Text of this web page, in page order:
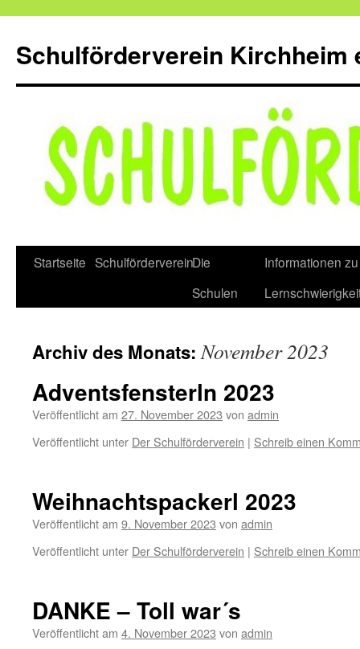
springen
Schulförderverein Kirchheim
Startseite SchulfördervereinDie
Schulen
Informationen zu
Archiv des Monats:November 2023
Adventsfensterln 2023
Veröffentlicht am 27. November 2023 von admin
Veröffentlicht unter Der Schulförderverein | Schreib einen
Weihnachtspackerl 2023
Veröffentlicht am 9. November 2023 von admin
Veröffentlicht unter Der Schulförderverein | Schreib einen
DANKE – Toll war´s
Veröffentlicht am 4. November 2023 von admin